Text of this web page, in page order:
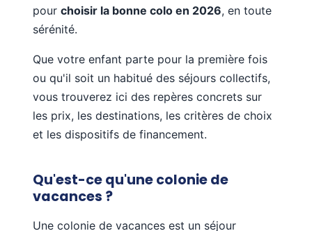
pour choisir la bonne colo en 2026, en toute
sérénité.
Que votre enfant parte pour la première fois
ou qu'il soit un habitué des séjours collectifs,
vous trouverez ici des repères concrets sur
les prix, les destinations, les critères de choix
et les dispositifs de financement.
Qu'est-ce qu'une colonie de
vacances ?
Une colonie de vacances est un séjour
Bonjour ! 👋 Je suis l'assistant Totemia.